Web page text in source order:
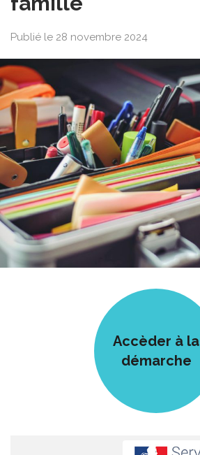
Publié le 28 novembre 2024
Accèder à la
démarche